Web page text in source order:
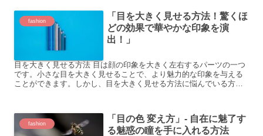
fashion
「目を大きく見せる方法！驚くほ
どの効果で華やかな印象を演
出！」
目を大きく見せる方法 目は顔の印象を大きく左右するパーツの一つ
です。小さな目を大きく見せることで、より魅力的な印象を与える
ことができます。しかし、目を大きく見せる方法に悩んでいる方も
fashion
「目の色 変え方」- 自在に魅了す
る魅惑の瞳を手に入れる方法